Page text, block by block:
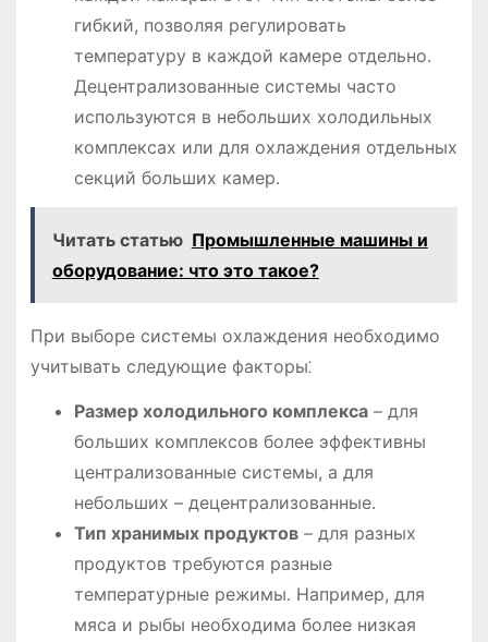
гибкий, позволяя регулировать
температуру в каждой камере отдельно․
Децентрализованные системы часто
используются в небольших холодильных
комплексах или для охлаждения отдельных
секций больших камер․
Читать статью Промышленные машины и
оборудование: что это такое?
При выборе системы охлаждения необходимо
учитывать следующие факторы⁚
Размер холодильного комплекса– для
больших комплексов более эффективны
централизованные системы, а для
небольших – децентрализованные․
Тип хранимых продуктов– для разных
продуктов требуются разные
температурные режимы․ Например, для
мяса и рыбы необходима более низкая